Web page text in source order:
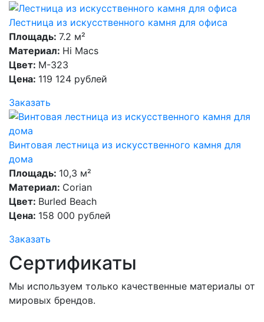
Лестница из искусственного камня для офиса
Площадь: 7.2 м²
Материал: Hi Macs
Цвет: M-323
Цена: 119 124 рублей
Заказать
Винтовая лестница из искусственного камня для
дома
Площадь: 10,3 м²
Материал: Corian
Цвет: Burled Beach
Цена: 158 000 рублей
Заказать
Сертификаты
Мы используем только качественные материалы от
мировых брендов.